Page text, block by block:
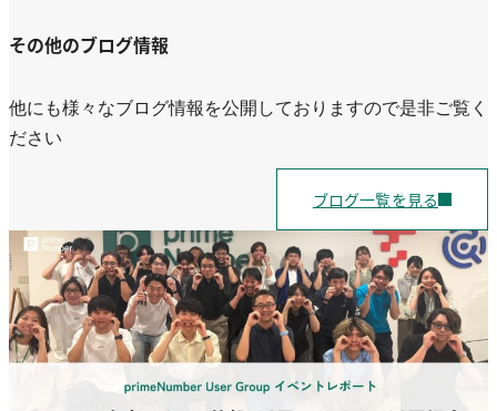
その他のブログ情報
他にも様々なブログ情報を公開しておりますので是非ご覧く
ださい
ブログ一覧を見る